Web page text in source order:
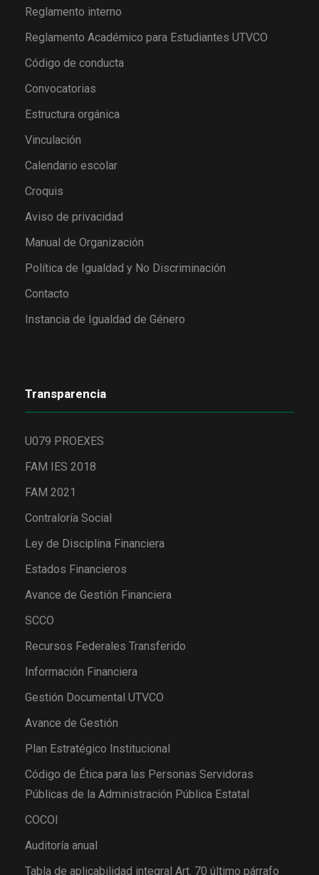
Reglamento interno
Reglamento Académico para Estudiantes UTVCO
Código de conducta
Convocatorias
Estructura orgánica
Vinculación
Calendario escolar
Croquis
Aviso de privacidad
Manual de Organización
Política de Igualdad y No Discriminación
Contacto
Instancia de Igualdad de Género
Transparencia
U079 PROEXES
FAM IES 2018
FAM 2021
Contraloría Social
Ley de Disciplina Financiera
Estados Financieros
Avance de Gestión Financiera
SCCO
Recursos Federales Transferido
Información Financiera
Gestión Documental UTVCO
Avance de Gestión
Plan Estratégico Institucional
Código de Ética para las Personas Servidoras
Públicas de la Administración Pública Estatal
COCOI
Auditoría anual
Tabla de aplicabilidad integral Art. 70 último párrafo